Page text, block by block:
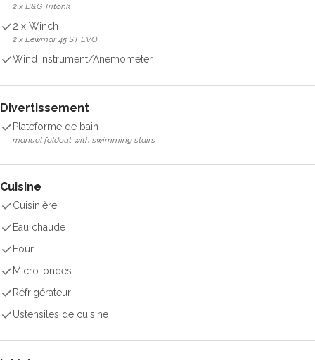
2 x B&G Tritonk
2 x Winch
2 x Lewmar 45 ST EVO
Wind instrument/Anemometer
Divertissement
Plateforme de bain
manual foldout with swimming stairs
Cuisine
Cuisinière
Eau chaude
Four
Micro-ondes
Réfrigérateur
Ustensiles de cuisine